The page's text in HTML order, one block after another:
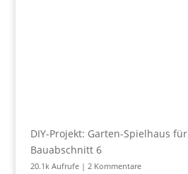
DIY-Projekt: Garten-Spielhaus
Bauabschnitt 6
20.1k Aufrufe| 2 Kommentare